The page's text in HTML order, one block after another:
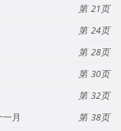
21
24
28
30
32
月
38